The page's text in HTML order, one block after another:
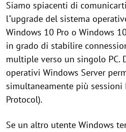
Siamo spiacenti di
l"upgrade del sistema
Windows 10 Pro o Windows
in grado di stabilire
multiple verso un singolo PC.
operativi Windows Server
simultaneamente più sessioni
Protocol).
Se un altro utente Windows